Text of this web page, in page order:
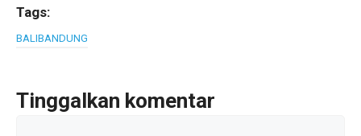
ce
b
o
k
er
p
m
Tags:
BALIBANDUNG
Tinggalkan komentar